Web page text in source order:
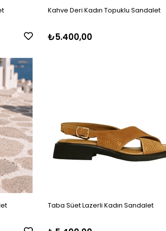
Kahve Deri Kadın Topuklu Sandalet
₺5.400,00
Taba Süet Lazerli Kadın Sandalet